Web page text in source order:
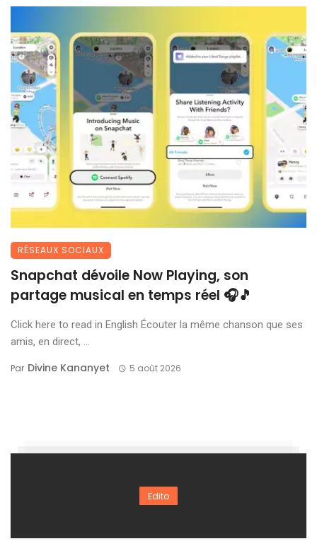
RÉSEAUX SOCIAUX
Snapchat dévoile Now Playing, son
partage musical en temps réel 🎧🎵
Click here to read in English Écouter la même chanson que ses
amis, en direct, ...
Par Divine Kananyet 5 août 2026
Edito